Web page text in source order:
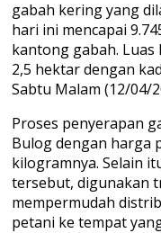
gabah kering yang
hari ini mencapai
kantong gabah. Luas
2,5 hektar dengan
Sabtu Malam (12/04/
Proses penyerapan
Bulog dengan harga
kilogramnya. Selain
tersebut, digunakan
mempermudah
petani ke tempat